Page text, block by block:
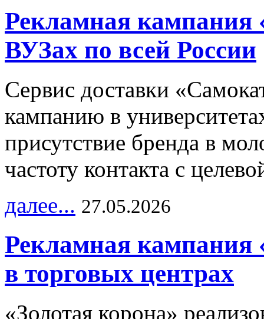
Рекламная кампания
ВУЗах по всей России
Сервис доставки
кампанию в
присутствие бренда в
частоту контакта с
далее... 27.05.2026
Рекламная кампания
в торговых центрах
«Золотая корона»